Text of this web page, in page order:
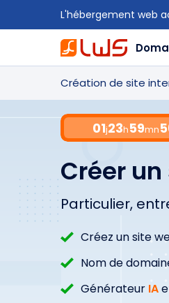
L'hébergement web
Création de site
01j23h59mn
Créer
Particulier,
Créez un site
Nom de
Générateur IA